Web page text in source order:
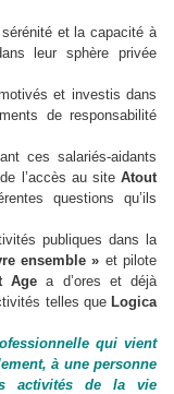
et la capacité à
leur sphère privée
et investis dans
de responsabilité
ces salariés-aidants
l’accès au site Atout
questions qu’ils
publiques dans la
ensemble » et pilote
Age a d’ores et déjà
telles que Logica
qui vient
à une personne
activités de la vie